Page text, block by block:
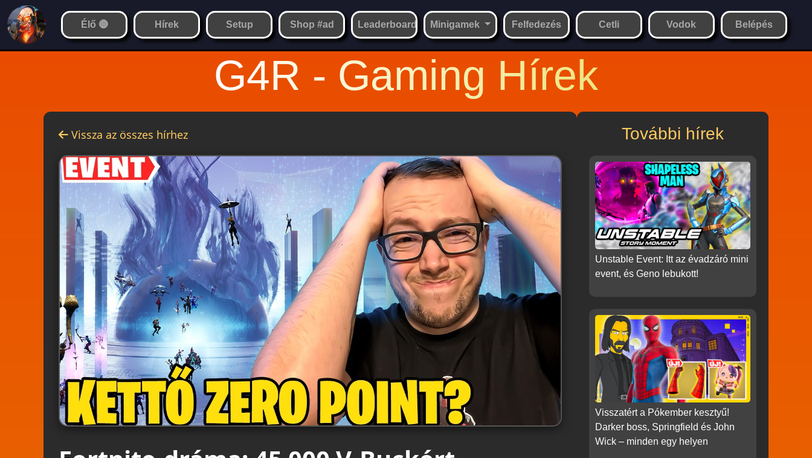
Élő 🔴 Hírek Setup Shop #ad Leaderboard Minigamek Felfedezés Cetli Vodok Belépés
G4R - Gaming Hírek
Vissza az összes hírhez További hírek
Unstable Event: Itt az évadzáró mini
event, és Geno lebukott!
Visszatért a Pókember kesztyű!
Darker boss, Springfield és John
Wick – minden egy helyen